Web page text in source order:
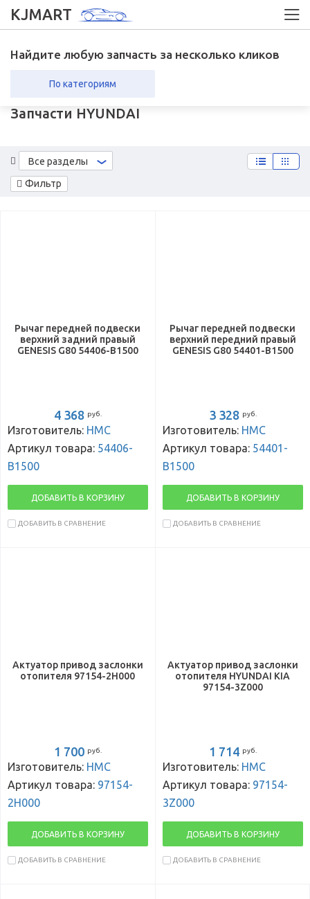
KJMART
Найдите любую запчасть за несколько кликов
По категориям
Запчасти HYUNDAI
Фильтр
Все разделы
Рычаг передней подвески
верхний задний правый
GENESIS G80 54406-B1500
4 368 руб.
Изготовитель: HMC
Артикул товара: 54406-
B1500
ДОБАВИТЬ В КОРЗИНУ
ДОБАВИТЬ В СРАВНЕНИЕ
Рычаг передней подвески
верхний передний правый
GENESIS G80 54401-B1500
3 328 руб.
Изготовитель: HMC
Артикул товара: 54401-
B1500
ДОБАВИТЬ В КОРЗИНУ
ДОБАВИТЬ В СРАВНЕНИЕ
Актуатор привод заслонки
отопителя 97154-2H000
1 700 руб.
Изготовитель: HMC
Артикул товара: 97154-
2H000
ДОБАВИТЬ В КОРЗИНУ
ДОБАВИТЬ В СРАВНЕНИЕ
Актуатор привод заслонки
отопителя HYUNDAI KIA
97154-3Z000
1 714 руб.
Изготовитель: HMC
Артикул товара: 97154-
3Z000
ДОБАВИТЬ В КОРЗИНУ
ДОБАВИТЬ В СРАВНЕНИЕ